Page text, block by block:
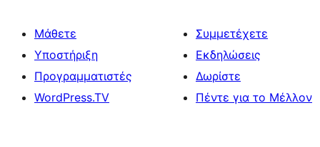
Μάθετε
Υποστήριξη
Προγραμματιστές
WordPress.TV
Συμμετέχετε
Εκδηλώσεις
Δωρίστε
Πέντε για το Μέλλον